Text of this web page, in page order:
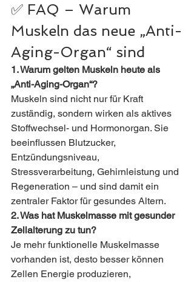
✅ FAQ – Warum
Muskeln das neue „Anti-
Aging-Organ“ sind
1. Warum gelten Muskeln heute als
„Anti-Aging-Organ“?
Muskeln sind nicht nur für Kraft
zuständig, sondern wirken als aktives
Stoffwechsel- und Hormonorgan. Sie
beeinflussen Blutzucker,
Entzündungsniveau,
Stressverarbeitung, Gehirnleistung und
Regeneration – und sind damit ein
zentraler Faktor für gesundes Altern.
2. Was hat Muskelmasse mit gesunder
Zellalterung zu tun?
Je mehr funktionelle Muskelmasse
vorhanden ist, desto besser können
Zellen Energie produzieren,